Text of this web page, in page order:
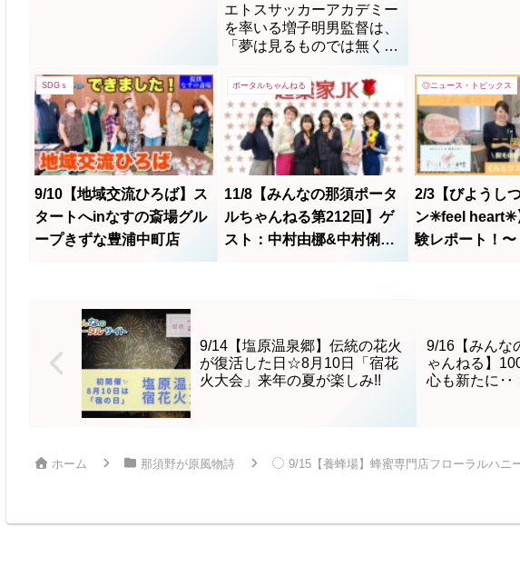
エトスサッカーアカデミー
を率いる増子明男監督は、
「夢は見るものでは無く、
実現することだ」と熱い情
熱で子供達を指導していま
す。（場所）大田原体育
館、（連絡先）携帯 090-
3138-2466 練習中、お
邪魔しました。
SDGｓ
9/10【地域交流ひろば】ス
タートへinなすの斎場グル
ープきずな豊浦中町店
ポータルちゃんねる
11/8【みんなの那須ポータ
ルちゃんねる第212回】ゲ
スト：中村由梛&中村俐亜
◎ニュース・トピックス
2/3【びようし
ン✳︎feel heart✳︎
験レポート！〜
9/14【塩原温泉郷】伝統の花火
が復活した日☆8月10日「宿花
火大会」来年の夏が楽しみ!!
9/16【みんな
ゃんねる】
心も新たに‥
ホーム 那須野が原風物詩 9/15【養蜂場】蜂蜜専門店フローラルハニ